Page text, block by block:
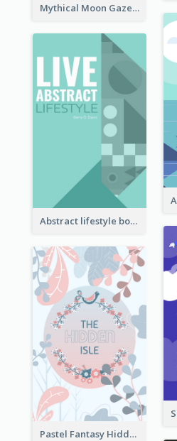
Mythical Moon Gaze Book Cover
Abstract lifestyle book cover
Pastel Fantasy Hidden Isle Book Cover Design